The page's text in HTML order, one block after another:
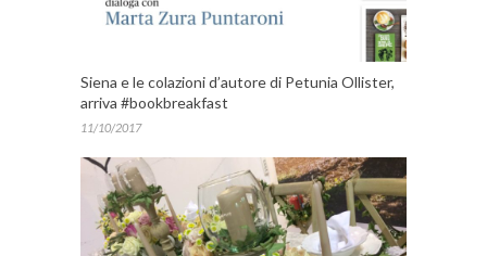
Siena e le colazioni d’autore di Petunia Ollister,
arriva #bookbreakfast
11/10/2017